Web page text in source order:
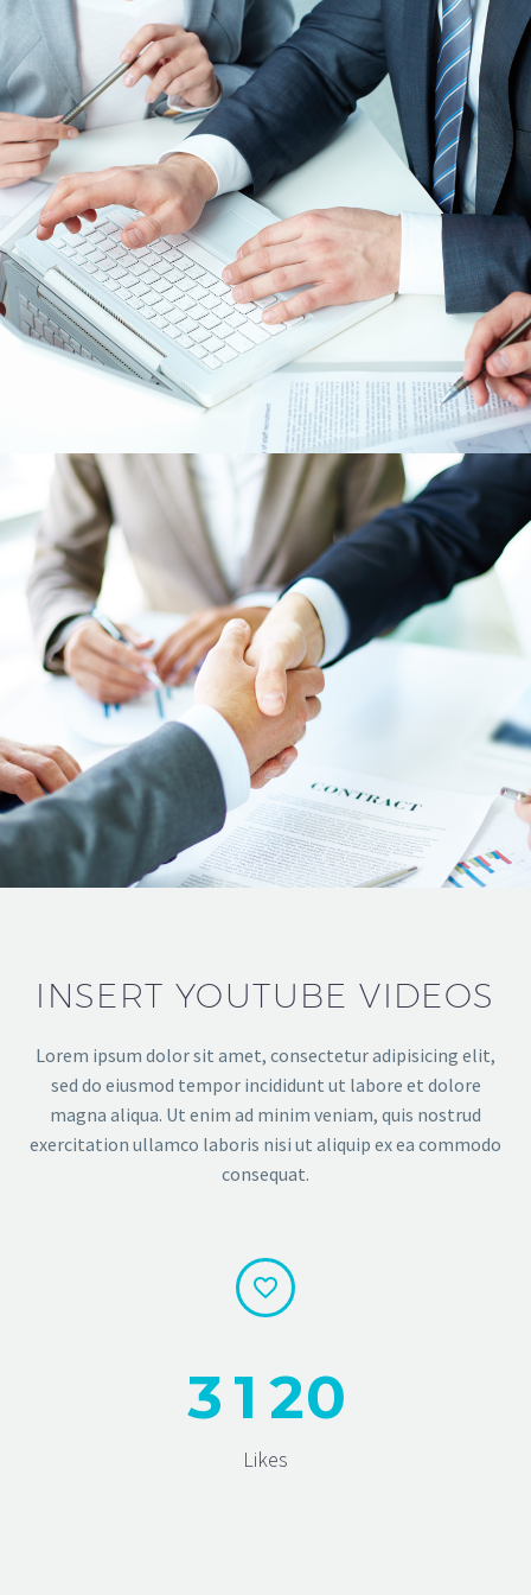
INSERT YOUTUBE VIDEOS
Lorem ipsum dolor sit amet, consectetur adipisicing elit,
sed do eiusmod tempor incididunt ut labore et dolore
magna aliqua. Ut enim ad minim veniam, quis nostrud
exercitation ullamco laboris nisi ut aliquip ex ea commodo
consequat.


31 20
Likes